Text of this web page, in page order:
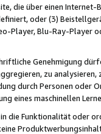
die über einen
oder (3)
Player, Blu-Ray-Player
Genehmigung
zu
durch Personen
eines maschinellen
die Funktionalität oder